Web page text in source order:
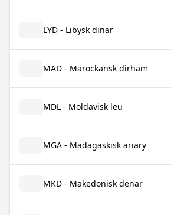
LYD - Libysk dinar
MAD - Marockansk dirham
MDL - Moldavisk leu
MGA - Madagaskisk ariary
MKD - Makedonisk denar